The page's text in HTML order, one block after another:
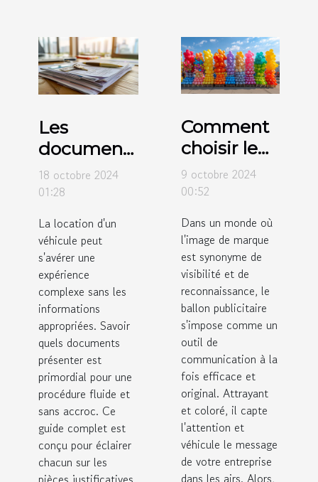
Les
documents
nécessaires
pour louer
véhicule :
un guide
complet
18 octobre 2024
01:28
La location d'un
véhicule peut
s'avérer une
expérience
complexe sans les
informations
appropriées. Savoir
quels documents
présenter est
primordial pour une
procédure fluide et
sans accroc. Ce
guide complet est
conçu pour éclairer
chacun sur les
Comment
choisir le
meilleur
ballon
pour votre
entreprise
9 octobre 2024
00:52
Dans un monde où
l'image de marque
est synonyme de
visibilité et de
reconnaissance, le
ballon publicitaire
s'impose comme un
outil de
communication à la
fois efficace et
original. Attrayant
et coloré, il capte
l'attention et
véhicule le message
de votre entreprise